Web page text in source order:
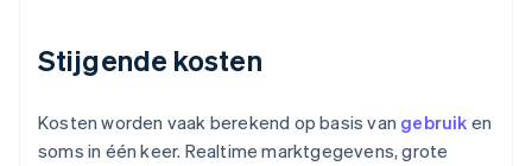
Stijgende kosten
Kosten worden vaak berekend op basis van gebruik en
soms in één keer. Realtime marktgegevens, grote